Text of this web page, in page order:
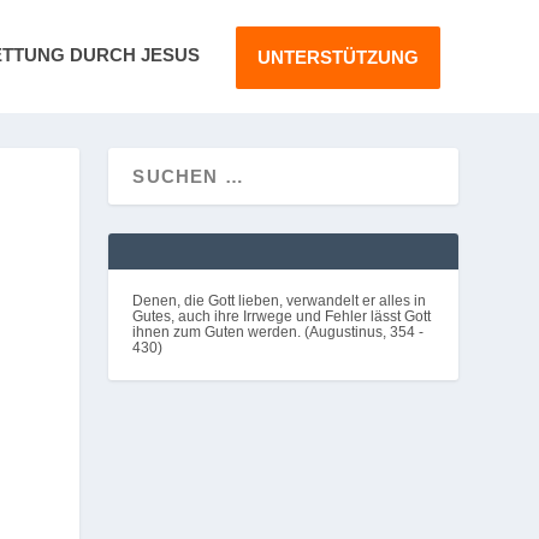
DURCH JESUS UNTERSTÜTZUNG
Denen, die Gott lieben, verwandelt er alles in
Gutes, auch ihre Irrwege und Fehler lässt Gott
ihnen zum Guten werden. (Augustinus, 354 -
430)